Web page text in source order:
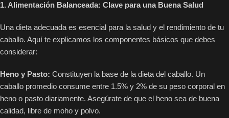
1. Alimentación Balanceada: Clave para una Buena Salud
Una dieta adecuada es esencial para la salud y el rendimiento de tu
caballo. Aquí te explicamos los componentes básicos que debes
considerar:
Heno y Pasto: Constituyen la base de la dieta del caballo. Un
caballo promedio consume entre 1.5% y 2% de su peso corporal en
heno o pasto diariamente. Asegúrate de que el heno sea de buena
calidad, libre de moho y polvo.